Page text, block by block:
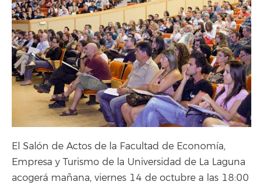
El Salón de Actos de la Facultad de Economía,
Empresa y Turismo de la Universidad de La Laguna
acogerá mañana, viernes 14 de octubre a las 18:00